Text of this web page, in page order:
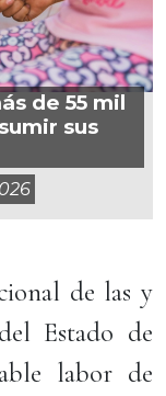
de 55 mil
sus
de las y
Estado de
labor de